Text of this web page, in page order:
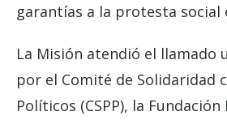
garantías a la protesta social
La Misión atendió el llamado
por el Comité de Solidaridad
Políticos (CSPP), la